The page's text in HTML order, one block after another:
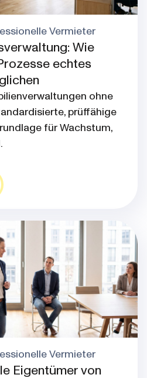
Vermieter
Wie
echtes
ohne
prüffähige
für Wachstum,
Vermieter
Eigentümer von